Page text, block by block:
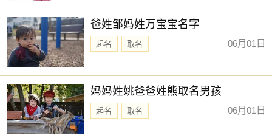
爸姓邹妈姓万宝宝名字
起名 取名 06月01日
妈妈姓姚爸爸姓熊取名男孩
起名 取名 06月01日